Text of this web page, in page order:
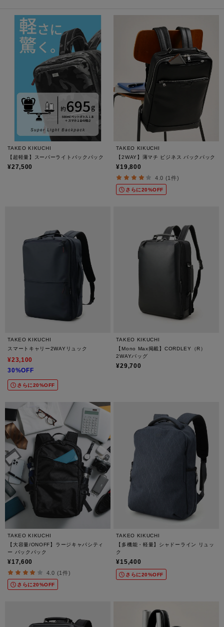
TAKEO KIKUCHI
【超軽量】スーパーライトバックパック
¥27,500
TAKEO KIKUCHI
【2WAY】薄マチ ビジネス バックパック
¥19,800
4.0 (1件)
さらに20%OFF
TAKEO KIKUCHI
スマートキャリー2WAYリュック
¥23,100
30%OFF
さらに20%OFF
TAKEO KIKUCHI
【Mono Max掲載】CORDLEY（R）
2WAYバッグ
¥29,700
TAKEO KIKUCHI
【大容量/ONOFF】ラージキャパシティ
ー バックパック
¥17,600
4.0 (1件)
さらに20%OFF
TAKEO KIKUCHI
【多機能・軽量】シャドーライン リュッ
ク
¥15,400
さらに20%OFF